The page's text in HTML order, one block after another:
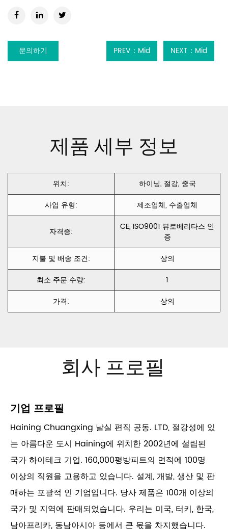
문의하기
PREV：Mid
적층 뜨거운 판
매
NEXT：Mid
제품 세부 정보
위치:
하이닝, 절강, 중국
사업 유형:
제조업체, 수출업체
자격증:
CE, ISO9001 뷰로베리타스 인
증
지불 및 배송 조건:
상의
최소 주문 수량:
1
가격:
상의
회사 프로필
기업 프로필
Haining Chuangxing 날실 편직 공동. LTD, 절강성에 있
는 아름다운 도시 Haining에 위치한 2002년에 설립된
국가 하이테크 기업. 160,000평방피트의 면적에 100명
이상의 직원을 고용하고 있습니다. 설계, 개발, 생산 및 판
매하는 포괄적 인 기업입니다. 당사 제품은 100개 이상의
국가 및 지역에 판매되었습니다. 우리는 미국, 터키, 한국,
남아프리카, 동남아시아 등에서 큰 몫을 차지했습니다.